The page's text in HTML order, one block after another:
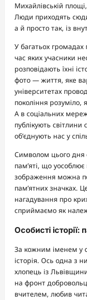
Михайлівській
Люди приходять
а й просто так, із
У багатьох громадах
час яких учасники
розповідають їхні
фото — життя, яке
університетах
покоління розуміло,
А в соціальних
публікують світлини
об’єднують нас у
Символом цього дня
пам’яті, що уособлює
зображення можна
пам’ятних значках.
нагадування про
сприймаємо як
Особисті
За кожним іменем у
історія. Ось одна з
хлопець із
на фронт
вчителем, любив